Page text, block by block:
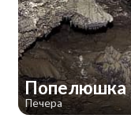
Попелюшка
Печера